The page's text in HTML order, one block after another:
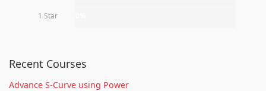
1 Star
Recent Courses
Advance S-Curve using Power